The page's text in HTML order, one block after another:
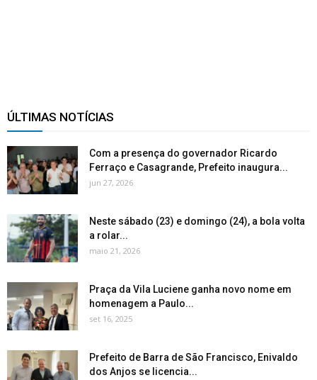
ÚLTIMAS NOTÍCIAS
Com a presença do governador Ricardo
Ferraço e Casagrande, Prefeito inaugura...
jun 27, 2026
Neste sábado (23) e domingo (24), a bola volta
a rolar...
maio 21, 2026
Praça da Vila Luciene ganha novo nome em
homenagem a Paulo...
set 16, 2025
Prefeito de Barra de São Francisco, Enivaldo
dos Anjos se licencia...